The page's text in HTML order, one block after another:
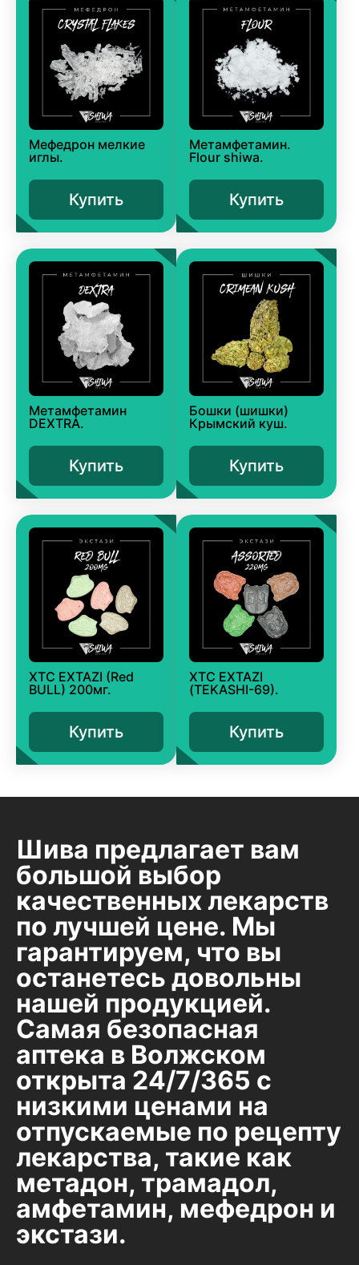
Мефедрон мелкие
иглы.
Купить
Метамфетамин.
Flour shiwa.
Купить
Метамфетамин
DEXTRA.
Купить
Бошки (шишки)
Крымский куш.
Купить
XTC EXTAZI (Red
BULL) 200мг.
Купить
XTC EXTAZI
(TEKASHI-69).
Купить
Шива предлагает вам
большой выбор
качественных лекарств
по лучшей цене. Мы
гарантируем, что вы
останетесь довольны
нашей продукцией.
Самая безопасная
аптека в Волжском
открыта 24/7/365 с
низкими ценами на
отпускаемые по рецепту
лекарства, такие как
метадон, трамадол,
амфетамин, мефедрон и
экстази.